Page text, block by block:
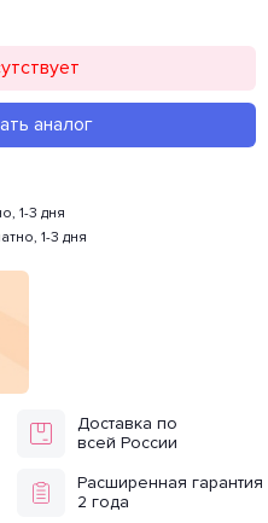
аналог
1-3 дня
1-3 дня
Доставка по
всей России
Расширенная гарантия
2 года